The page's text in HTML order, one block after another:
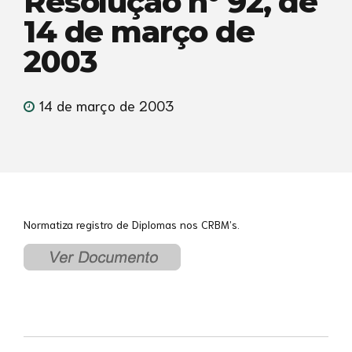
14 de março de
2003
14 de março de 2003
Normatiza registro de Diplomas nos CRBM’s.